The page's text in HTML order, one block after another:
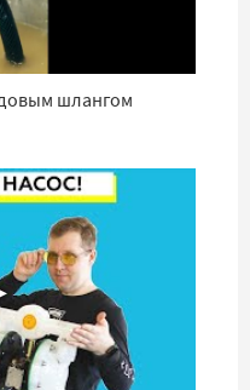
шлангом